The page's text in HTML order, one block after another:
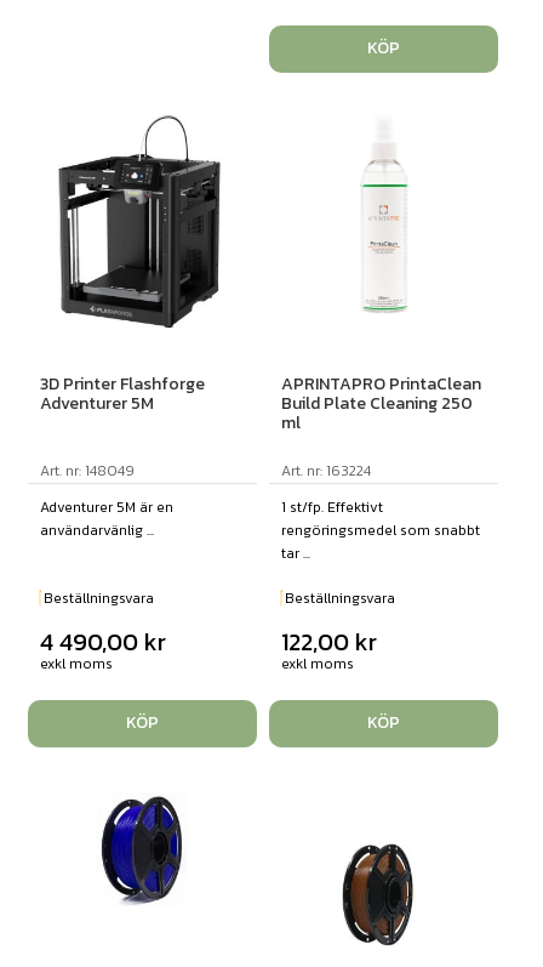
KÖP
3D Printer Flashforge
Adventurer 5M
Art. nr: 148049
Adventurer 5M är en
användarvänlig ...
Beställningsvara
4 490,00 kr
exkl moms
KÖP
APRINTAPRO PrintaClean
Build Plate Cleaning 250
ml
Art. nr: 163224
1 st/fp. Effektivt
rengöringsmedel som snabbt
tar ...
Beställningsvara
122,00 kr
exkl moms
KÖP